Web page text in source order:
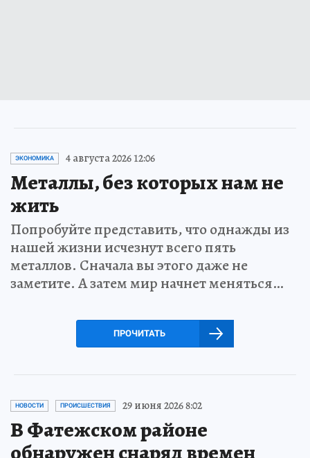
ЭКОНОМИКА 4 августа 2026 12:06
Металлы, без которых нам не
жить
Попробуйте представить, что однажды из
нашей жизни исчезнут всего пять
металлов. Сначала вы этого даже не
заметите. А затем мир начнет меняться…
ПРОЧИТАТЬ
НОВОСТИ ПРОИСШЕСТВИЯ 29 июня 2026 8:02
В Фатежском районе